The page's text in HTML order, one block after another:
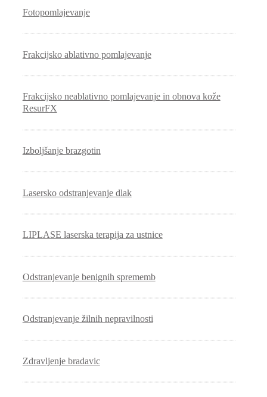
Fotopomlajevanje
Frakcijsko ablativno pomlajevanje
Frakcijsko neablativno pomlajevanje in obnova kože
ResurFX
Izboljšanje brazgotin
Lasersko odstranjevanje dlak
LIPLASE laserska terapija za ustnice
Odstranjevanje benignih sprememb
Odstranjevanje žilnih nepravilnosti
Zdravljenje bradavic